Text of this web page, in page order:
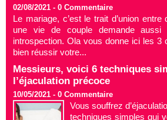
02/08/2021 - 0 Commentaire
Le mariage, c’est le trait d’union
une vie de couple demande aussi
introspection. Ola vous donne ici les 3
bien réussir votre...
Messieurs, voici 6 techniques
l’éjaculation précoce
10/05/2021 - 0 Commentaire
Vous souffrez
techniques simples qui